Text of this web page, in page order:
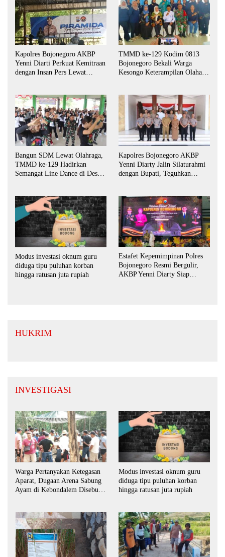
Kapolres Bojonegoro AKBP
Yenni Diarti Perkuat Kemitraan
dengan Insan Pers Lewat
TMMD ke-129 Kodim 0813
Bojonegoro Bekali Warga
Kesongo Keterampilan Olahan
Bangun SDM Lewat Olahraga,
TMMD ke-129 Hadirkan
Semangat Line Dance di Desa
Kapolres Bojonegoro AKBP
Yenni Diarty Jalin Silaturahmi
dengan Bupati, Teguhkan
Modus investasi oknum guru
diduga tipu puluhan korban
hingga ratusan juta rupiah
Estafet Kepemimpinan Polres
Bojonegoro Resmi Bergulir,
AKBP Yenni Diarty Siap
HUKRIM
INVESTIGASI
Warga Pertanyakan Ketegasan
Aparat, Dugaan Arena Sabung
Ayam di Kebondalem Disebut
Modus investasi oknum guru
diduga tipu puluhan korban
hingga ratusan juta rupiah